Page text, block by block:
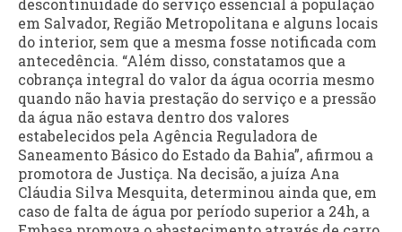
descontinuidade do serviço essencial à população
em Salvador, Região Metropolitana e alguns locais
do interior, sem que a mesma fosse notificada com
antecedência. “Além disso, constatamos que a
cobrança integral do valor da água ocorria mesmo
quando não havia prestação do serviço e a pressão
da água não estava dentro dos valores
estabelecidos pela Agência Reguladora de
Saneamento Básico do Estado da Bahia”, afirmou a
promotora de Justiça. Na decisão, a juíza Ana
Cláudia Silva Mesquita, determinou ainda que, em
caso de falta de água por período superior a 24h, a